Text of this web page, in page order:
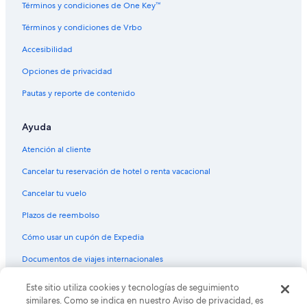
Vuelos de Washington (DCA) a Phoenix (PHX)
Vuelos de Dallas (DFW) a Phoenix (PHX)
Vuelos de Durango (DGO) a Phoenix (PHX)
Vuelos de Des Moines (DSM) a Phoenix (PHX)
Vuelos de Detroit (DTW) a Phoenix (PHX)
Vuelos de Fort Lauderdale (FLL) a Phoenix (PHX)
Vuelos de Guayaquil (GYE) a Phoenix (PHX)
Vuelos de Houston (HOU) a Phoenix (PHX)
Vuelos de Houston (IAH) a Phoenix (PHX)
Vuelos de Idaho Falls (IDA) a Phoenix (PHX)
Vuelos de Indianápolis (IND) a Phoenix (PHX)
Vuelos de El Centro (IPL) a Phoenix (PHX)
Vuelos de Lima (LIM) a Phoenix (PHX)
Términos y condiciones de One Key™
Términos y condiciones de Vrbo
Accesibilidad
Opciones de privacidad
Pautas y reporte de contenido
Ayuda
Atención al cliente
Cancelar tu reservación de hotel o renta vacacional
Cancelar tu vuelo
Plazos de reembolso
Cómo usar un cupón de Expedia
Documentos de viajes internacionales
© 2026 Expedia, Inc., una empresa de Expedia Group. Todos los
derechos reservados. Expedia y el logo de Expedia son marcas
Este sitio utiliza cookies y tecnologías de seguimiento
similares. Como se indica en nuestro Aviso de privacidad, es